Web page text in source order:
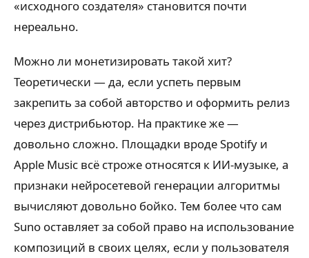
«исходного создателя» становится почти
нереально.
Можно ли монетизировать такой хит?
Теоретически — да, если успеть первым
закрепить за собой авторство и оформить релиз
через дистрибьютор. На практике же —
довольно сложно. Площадки вроде Spotify и
Apple Music всё строже относятся к ИИ-музыке, а
признаки нейросетевой генерации алгоритмы
вычисляют довольно бойко. Тем более что сам
Suno оставляет за собой право на использование
композиций в своих целях, если у пользователя